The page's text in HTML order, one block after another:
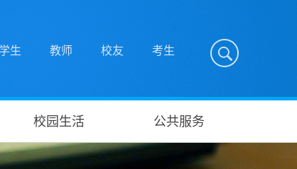
学生 教师 校友 考生
校园生活 公共服务